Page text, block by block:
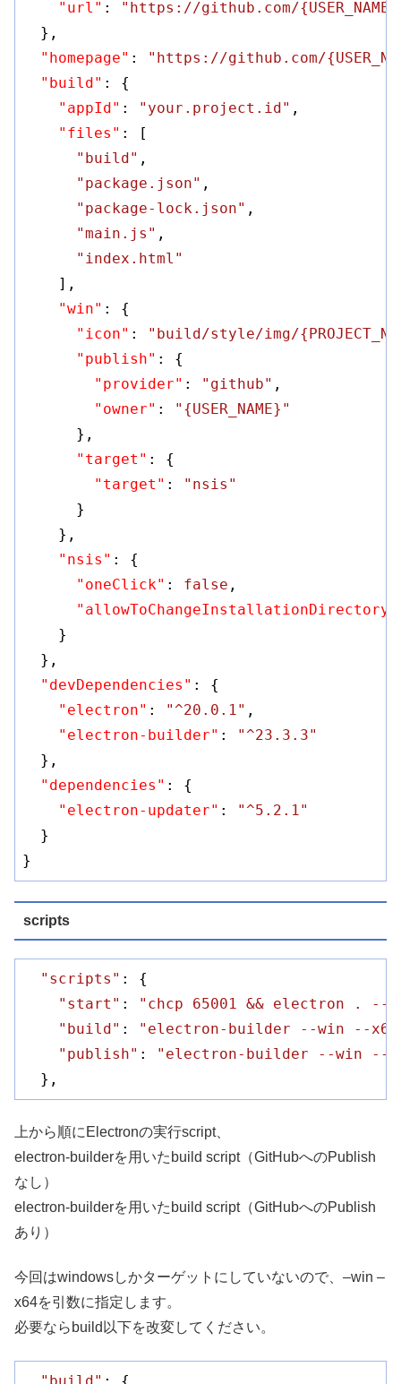
"url" :
"https://github.com/{USER_NAME}/
  },
"homepage" :
"https://github.com/
"build" : {
"appId" : "your.project.id" ,
"files" : [
"build" ,
"package.json" ,
"package-lock.json" ,
"main.js" ,
"index.html"
    ],
"win" : {
"icon" :
"build/style/img/
"publish" : {
"provider" : "github" ,
"owner" :
"{USER_NAME}"
      },
"target" : {
"target" :
"nsis"
      }
    },
"nsis" : {
"oneClick" : false ,
"allowToChangeInstallationDirectory"
    }
  },
"devDependencies" : {
"electron" : "^20.0.1" ,
"electron-builder" :
"^23.3.3"
  },
"dependencies" : {
"electron-updater" :
"^5.2.1"
  }
scripts
"scripts" : {
"start" :
"chcp 65001 && electron . --
"build" :
"electron-builder --win --
"publish" :
"electron-builder --win --
  },
上から順にElectronの実行script、
electron-builderを用いたbuild script（GitHubへのPublish
なし）
electron-builderを用いたbuild script（GitHubへのPublish
あり）
今回はwindowsしかターゲットにしていないので、–win –
x64を引数に指定します。
必要ならbuild以下を改変してください。